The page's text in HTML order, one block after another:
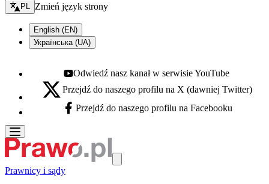
Zmień język - bieżący:
PL Zmień język strony
English (EN)
Українська (UA)
Youtube - otwiera się w nowej karcie
Odwiedź nasz kanał w serwisie YouTube
X - otwiera się w nowej karcie
Przejdź do naszego profilu na X (dawniej Twitter)
Facebook - otwiera się w nowej karcie
Przejdź do naszego profilu na Facebooku
Prawnicy i sądy